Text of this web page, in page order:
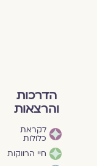
הדרכות
והרצאות
לקראת
כלולות
חיי הרווקות